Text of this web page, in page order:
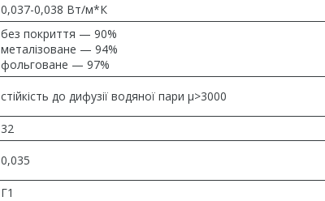
0,037-0,038 Вт/м*К
без покриття — 90%
металізоване — 94%
фольговане — 97%
стійкість до дифузії водяної пари μ>3000
32
0,035
Г1